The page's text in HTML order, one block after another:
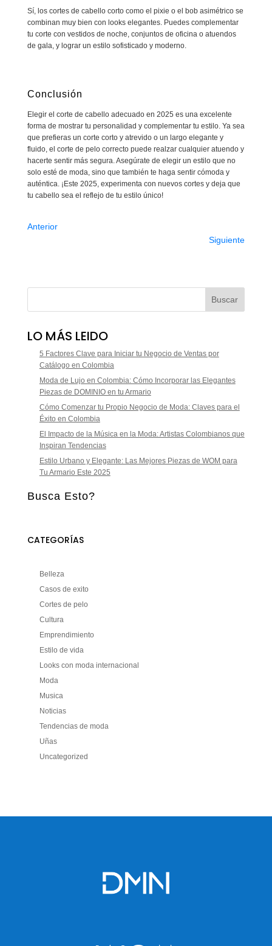
Sí, los cortes de cabello corto como el pixie o el bob asimétrico se
combinan muy bien con looks elegantes. Puedes complementar
tu corte con vestidos de noche, conjuntos de oficina o atuendos
de gala, y lograr un estilo sofisticado y moderno.
Conclusión
Elegir el corte de cabello adecuado en 2025 es una excelente
forma de mostrar tu personalidad y complementar tu estilo. Ya sea
que prefieras un corte corto y atrevido o un largo elegante y
fluido, el corte de pelo correcto puede realzar cualquier atuendo y
hacerte sentir más segura. Asegúrate de elegir un estilo que no
solo esté de moda, sino que también te haga sentir cómoda y
auténtica. ¡Este 2025, experimenta con nuevos cortes y deja que
tu cabello sea el reflejo de tu estilo único!
Anterior
Siguiente
LO MÁS LEIDO
5 Factores Clave para Iniciar tu Negocio de Ventas por
Catálogo en Colombia
Moda de Lujo en Colombia: Cómo Incorporar las Elegantes
Piezas de DOMINIO en tu Armario
Cómo Comenzar tu Propio Negocio de Moda: Claves para el
Éxito en Colombia
El Impacto de la Música en la Moda: Artistas Colombianos que
Inspiran Tendencias
Estilo Urbano y Elegante: Las Mejores Piezas de WOM para
Tu Armario Este 2025
Busca Esto?
CATEGORÍAS
Belleza
Casos de exito
Cortes de pelo
Cultura
Emprendimiento
Estilo de vida
Looks con moda internacional
Moda
Musica
Noticias
Tendencias de moda
Uñas
Uncategorized